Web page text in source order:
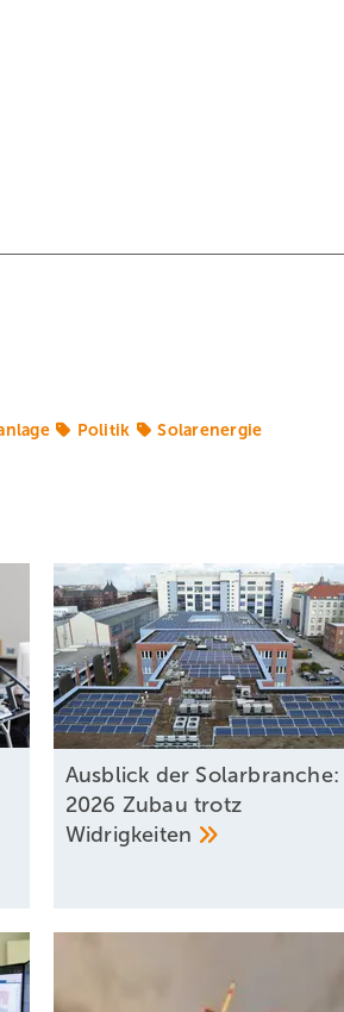
Politik Solarenergie
Ausblick der Solarbranche:
2026 Zubau trotz
Widrigkeiten